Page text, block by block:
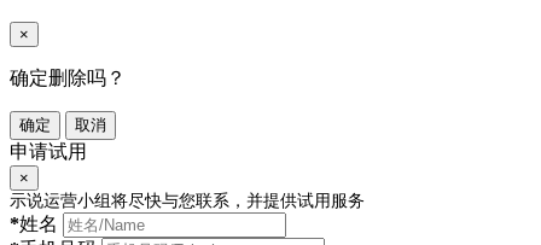
×
确定删除吗？
确定 取消
申请试用
×
示说运营小组将尽快与您联系，并提供试用服务
*姓名